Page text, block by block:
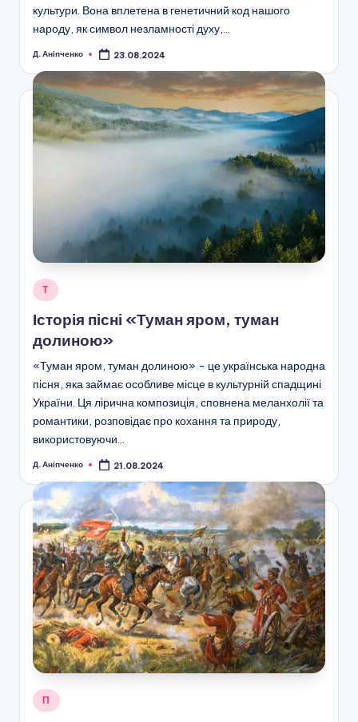
культури. Вона вплетена в генетичний код нашого
народу, як символ незламності духу,…
Опубліковано
Д. Аніпченко 23.08.2024
Опубліковано
Т
Історія пісні «Туман яром, туман
долиною»
«Туман яром, туман долиною» - це українська народна
пісня, яка займає особливе місце в культурній спадщині
України. Ця лірична композиція, сповнена меланхолії та
романтики, розповідає про кохання та природу,
використовуючи…
Опубліковано
Д. Аніпченко 21.08.2024
Опубліковано
П